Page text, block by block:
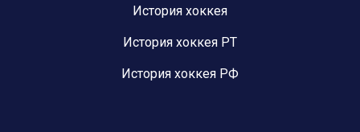
История хоккея
История хоккея РТ
История хоккея РФ